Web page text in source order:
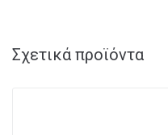
Σχετικά προϊόντα